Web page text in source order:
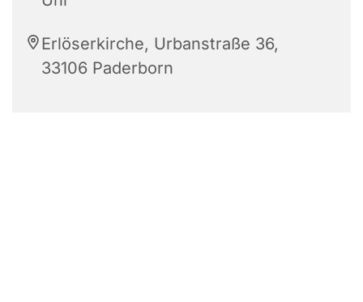
Erlöserkirche, Urbanstraße 36,
33106 Paderborn